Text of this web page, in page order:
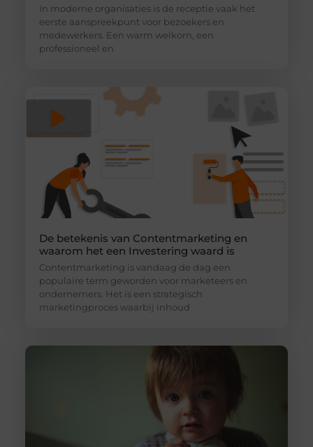
In moderne organisaties is de receptie vaak het
eerste aanspreekpunt voor bezoekers en
medewerkers. Een warm welkom, een
professioneel en
De betekenis van Contentmarketing en
waarom het een Investering waard is
Contentmarketing is vandaag de dag een
populaire term geworden voor marketeers en
ondernemers. Het is een strategisch
marketingproces waarbij inhoud